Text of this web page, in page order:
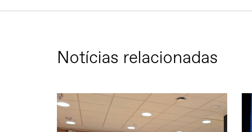
Notícias relacionadas